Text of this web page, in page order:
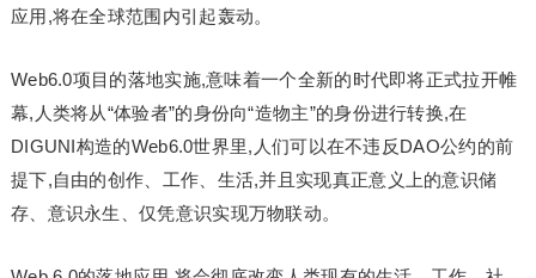
应用,将在全球范围内引起轰动。
Web6.0项目的落地实施,意味着一个全新的时代即将正式拉开帷
幕,人类将从“体验者”的身份向“造物主”的身份进行转换,在
DIGUNI构造的Web6.0世界里,人们可以在不违反DAO公约的前
提下,自由的创作、工作、生活,并且实现真正意义上的意识储
存、意识永生、仅凭意识实现万物联动。